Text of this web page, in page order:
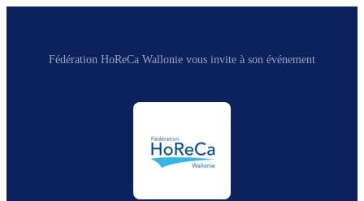
Fédération HoReCa Wallonie vous invite à son événement